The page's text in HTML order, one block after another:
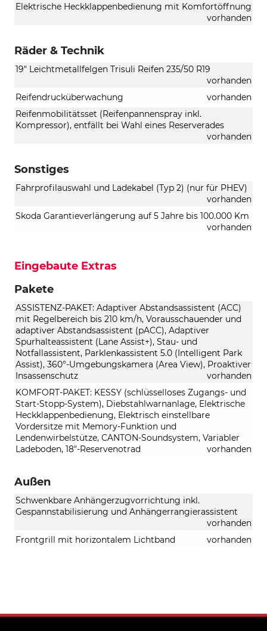
Elektrische Heckklappenbedienung mit Komfortöffnung
vorhanden
Räder & Technik
19" Leichtmetallfelgen Trisuli Reifen 235/50 R19
vorhanden
Reifendrucküberwachung
vorhanden
Reifenmobilitätsset (Reifenpannenspray inkl.
Kompressor), entfällt bei Wahl eines Reserverades
vorhanden
Sonstiges
Fahrprofilauswahl und Ladekabel (Typ 2) (nur für PHEV)
vorhanden
Skoda Garantieverlängerung auf 5 Jahre bis 100.000 Km
vorhanden
Eingebaute Extras
Pakete
ASSISTENZ-PAKET: Adaptiver Abstandsassistent (ACC)
mit Regelbereich bis 210 km/h, Vorausschauender und
adaptiver Abstandsassistent (pACC), Adaptiver
Spurhalteassistent (Lane Assist+), Stau- und
Notfallassistent, Parklenkassistent 5.0 (Intelligent Park
Assist), 360°-Umgebungskamera (Area View), Proaktiver
Insassenschutz
vorhanden
KOMFORT-PAKET: KESSY (schlüsselloses Zugangs- und
Start-Stopp-System), Diebstahlwarnanlage, Elektrische
Heckklappenbedienung, Elektrisch einstellbare
Vordersitze mit Memory-Funktion und
Lendenwirbelstütze, CANTON-Soundsystem, Variabler
Ladeboden, 18"-Reservenotrad
vorhanden
Außen
Schwenkbare Anhängerzugvorrichtung inkl.
Gespannstabilisierung und Anhängerrangierassistent
vorhanden
Frontgrill mit horizontalem Lichtband
vorhanden